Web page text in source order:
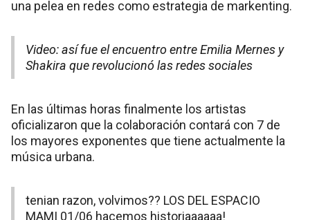
una pelea en redes como estrategia de markenting.
Video: así fue el encuentro entre Emilia Mernes y
Shakira que revolucionó las redes sociales
En las últimas horas finalmente los artistas
oficializaron que la colaboración contará con 7 de
los mayores exponentes que tiene actualmente la
música urbana.
tenian razon, volvimos?? LOS DEL ESPACIO
MAMI 01/06 hacemos historiaaaaaa!